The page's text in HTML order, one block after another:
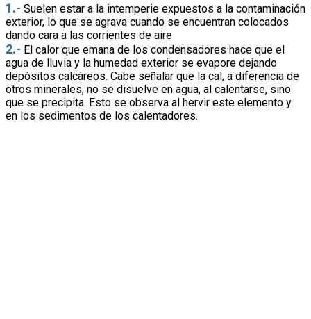
1.- Suelen estar a la intemperie expuestos a la contaminación
exterior, lo que se agrava cuando se encuentran colocados
dando cara a las corrientes de aire
2.- El calor que emana de los condensadores hace que el
agua de lluvia y la humedad exterior se evapore dejando
depósitos calcáreos. Cabe señalar que la cal, a diferencia de
otros minerales, no se disuelve en agua, al calentarse, sino
que se precipita. Esto se observa al hervir este elemento y
en los sedimentos de los calentadores.